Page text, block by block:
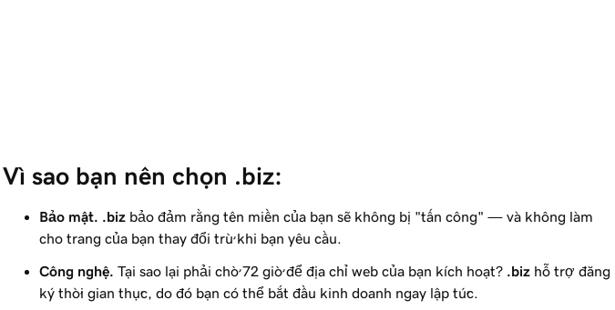
Vì sao bạn nên chọn .biz:
Bảo mật. .biz bảo đảm rằng tên miền của bạn sẽ không bị "tấn công" — và không làm
cho trang của bạn thay đổi trừ khi bạn yêu cầu.
Công nghệ. Tại sao lại phải chờ 72 giờ để địa chỉ web của bạn kích hoạt? .biz hỗ trợ đăng
ký thời gian thực, do đó bạn có thể bắt đầu kinh doanh ngay lập tức.